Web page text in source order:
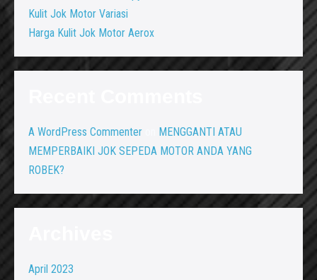
Kulit Jok Motor Variasi
Harga Kulit Jok Motor Aerox
A WordPress Commenter
MENGGANTI ATAU
MEMPERBAIKI JOK SEPEDA MOTOR ANDA YANG
ROBEK?
April 2023